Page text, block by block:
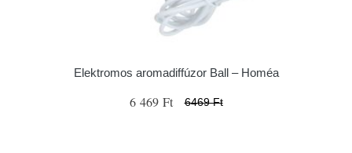
Elektromos aromadiffúzor Ball – Homéa
6 469 Ft 6469 Ft